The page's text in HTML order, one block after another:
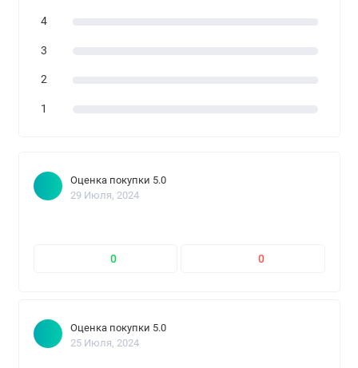
4
3
2
1
Оценка покупки 5.0
29 Июля, 2024
0 0
Оценка покупки 5.0
25 Июля, 2024